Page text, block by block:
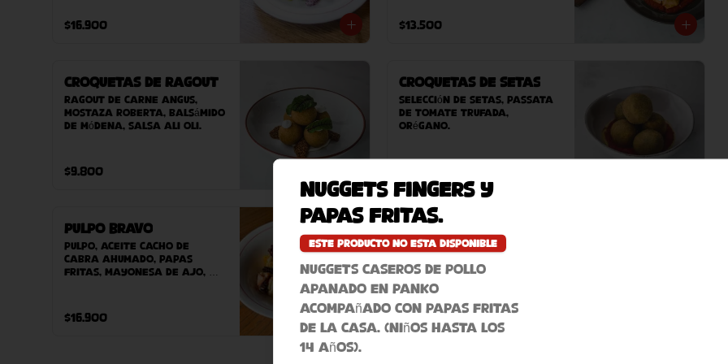
mayonesa de alcaparra,
mostaza balsámica Roberta,
$16.900
(este plato contiene
sésamo).
$13.500
Croquetas de Ragout
Ragout de carne Angus,
mostaza Roberta, balsámido
de Módena, salsa ali oli.
$9.800
Croquetas de Setas
Selección de setas, passata
de tomate trufada,
orégano.
Pulpo Bravo
Pulpo, aceite cacho de
cabra ahumado, papas
fritas, mayonesa de ajo,
$16.900
Bravas Roberta
Papas doradas con ali oli
brava casera a base de
tomates, pimentones dulces,
$8.300
Nuggets fingers y
papas fritas.
Este producto no esta disponible
Nuggets caseros de pollo
apanado en panko
acompañado con papas fritas
de la casa. (niños hasta los
14 años).